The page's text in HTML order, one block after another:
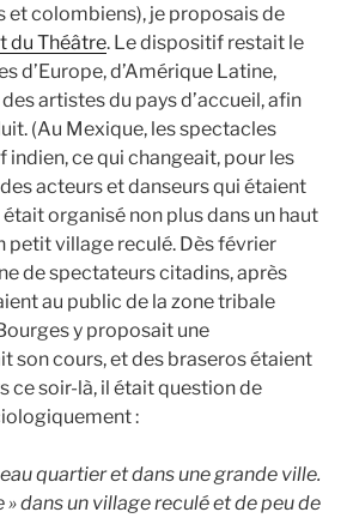
et colombiens), je proposais de
du Théâtre. Le dispositif restait le
d’Europe, d’Amérique Latine,
artistes du pays d’accueil, afin
(Au Mexique, les spectacles
indien, ce qui changeait, pour les
acteurs et danseurs qui étaient
organisé non plus dans un haut
petit village reculé. Dès février
de spectateurs citadins, après
au public de la zone tribale
y proposait une
son cours, et des braseros étaient
ce soir-là, il était question de
:
quartier et dans une grande ville.
» dans un village reculé et de peu de